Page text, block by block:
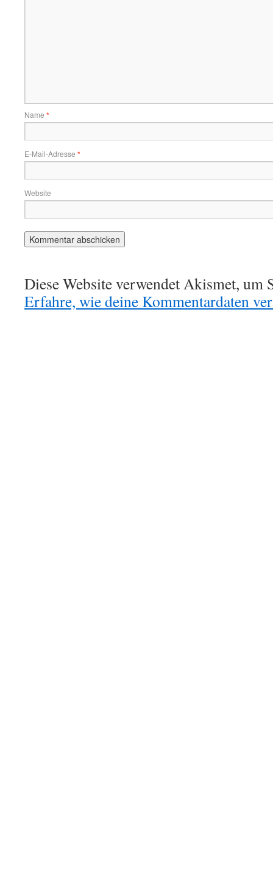
Name *
E-Mail-Adresse *
Website
Diese Website verwendet Akismet, um
Erfahre, wie deine Kommentardaten